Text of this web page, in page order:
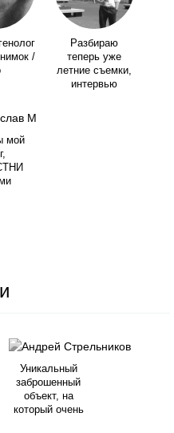
/
Разбираю
теперь уже
летние съемки,
интервью
мой
Уникальный
заброшенный
объект, на
который очень